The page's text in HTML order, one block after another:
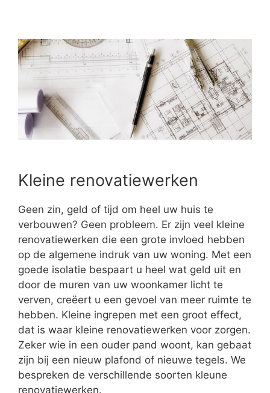
Kleine renovatiewerken
Geen zin, geld of tijd om heel uw huis te
verbouwen? Geen probleem. Er zijn veel kleine
renovatiewerken die een grote invloed hebben
op de algemene indruk van uw woning. Met een
goede isolatie bespaart u heel wat geld uit en
door de muren van uw woonkamer licht te
verven, creëert u een gevoel van meer ruimte te
hebben. Kleine ingrepen met een groot effect,
dat is waar kleine renovatiewerken voor zorgen.
Zeker wie in een ouder pand woont, kan gebaat
zijn bij een nieuw plafond of nieuwe tegels. We
bespreken de verschillende soorten kleune
renovatiewerken.